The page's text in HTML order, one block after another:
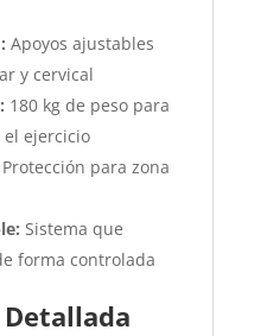
Apoyos ajustables
y cervical
180 kg de peso para
ejercicio
Protección para zona
Sistema que
forma controlada
Detallada